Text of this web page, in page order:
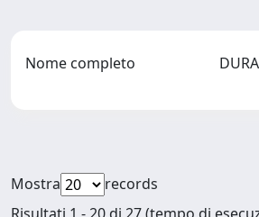
Nome completo
Mostra
records